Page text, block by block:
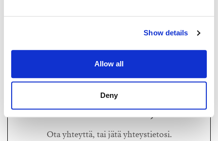
Show details
Allow all
Deny
Ylempi kiinteistönvälittäjä YKV, LKV, MJD
Haluatko lisätietoja?
Ota yhteyttä, tai jätä yhteystietosi.